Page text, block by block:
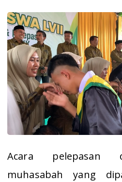
Acara pelepasan
muhasabah yang